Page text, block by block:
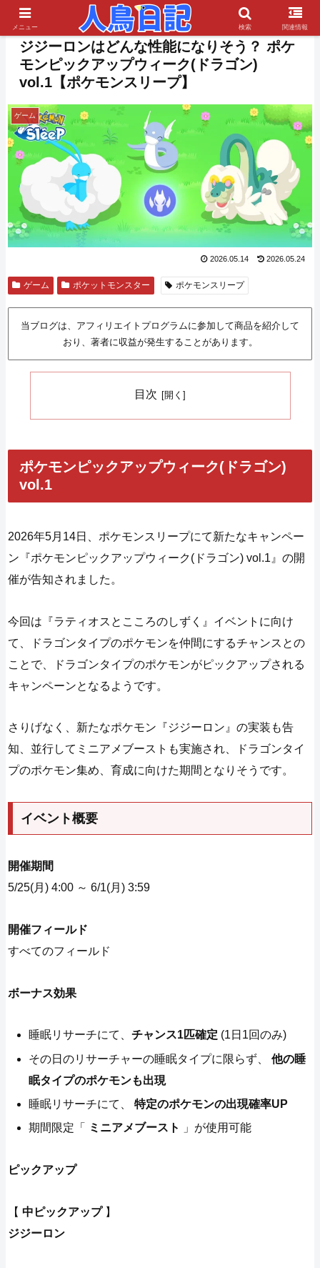
ジジーロンはどんな性能になりそう？ ポケ
モンピックアップウィーク(ドラゴン)
vol.1【ポケモンスリープ】
ゲーム
2026.05.14 2026.05.24
ゲーム ポケットモンスター ポケモンスリープ
当ブログは、アフィリエイトプログラムに参加して商品を紹介して
おり、著者に収益が発生することがあります。
目次
ポケモンピックアップウィーク(ドラゴン)
vol.1
2026年5月14日、ポケモンスリープにて新たなキャンペー
ン『ポケモンピックアップウィーク(ドラゴン) vol.1』の開
催が告知されました。
今回は『ラティオスとこころのしずく』イベントに向け
て、ドラゴンタイプのポケモンを仲間にするチャンスとの
ことで、ドラゴンタイプのポケモンがピックアップされる
キャンペーンとなるようです。
さりげなく、新たなポケモン『ジジーロン』の実装も告
知、並行してミニアメブーストも実施され、ドラゴンタイ
プのポケモン集め、育成に向けた期間となりそうです。
イベント概要
開催期間
5/25(月) 4:00 ～ 6/1(月) 3:59
開催フィールド
すべてのフィールド
ボーナス効果
睡眠リサーチにて、チャンス1匹確定 (1日1回のみ)
その日のリサーチャーの睡眠タイプに限らず、他の睡
眠タイプのポケモンも出現
睡眠リサーチにて、特定のポケモンの出現確率UP
期間限定「
ミニアメブースト 」が使用可能
ピックアップ
【中ピックアップ】
ジジーロン
メニュー 検索 関連情報